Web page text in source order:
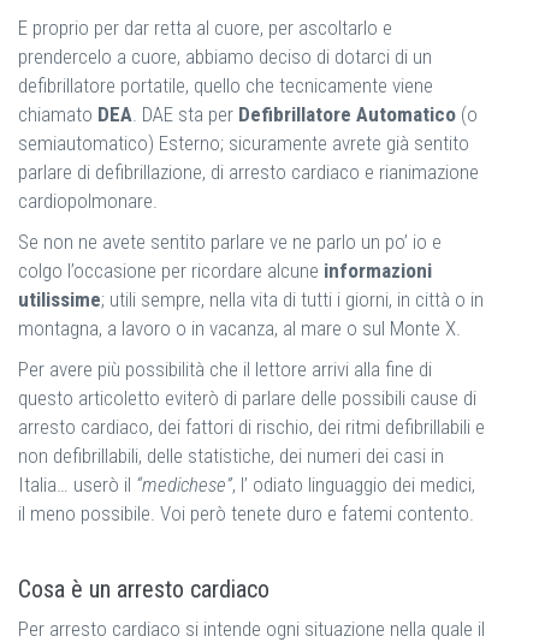
E proprio per dar retta al cuore, per ascoltarlo e
prendercelo a cuore, abbiamo deciso di dotarci di un
defibrillatore portatile, quello che tecnicamente viene
chiamato DEA . DAE sta per Defibrillatore Automatico (o
semiautomatico) Esterno; sicuramente avrete già sentito
parlare di defibrillazione, di arresto cardiaco e rianimazione
cardiopolmonare.
Se non ne avete sentito parlare ve ne parlo un po’ io e
colgo l’occasione per ricordare alcune informazioni
utilissime; utili sempre, nella vita di tutti i giorni, in città o in
montagna, a lavoro o in vacanza, al mare o sul Monte X.
Per avere più possibilità che il lettore arrivi alla fine di
questo articoletto eviterò di parlare delle possibili cause di
arresto cardiaco, dei fattori di rischio, dei ritmi defibrillabili e
non defibrillabili, delle statistiche, dei numeri dei casi in
Italia… userò il “medichese”, l’ odiato linguaggio dei medici,
il meno possibile. Voi però tenete duro e fatemi contento.
Cosa è un arresto cardiaco
Per arresto cardiaco si intende ogni situazione nella quale il